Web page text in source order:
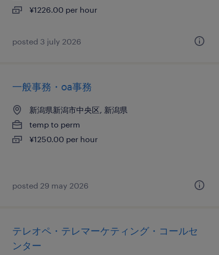
¥1226.00 per hour
posted 3 july 2026
一般事務・oa事務
新潟県新潟市中央区, 新潟県
temp to perm
¥1250.00 per hour
posted 29 may 2026
テレオペ・テレマーケティング・コールセ
ンター